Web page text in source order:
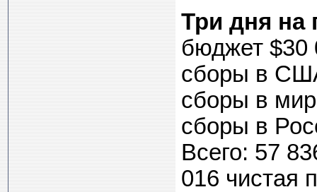
Три дня на
бюджет $30
сборы в
сборы в
сборы в
Всего: 57
016 чистая